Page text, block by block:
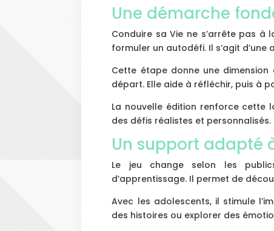
Une démarche
Conduire sa Vie ne s’arrête pas à
formuler un autodéfi. Il s’agit
Cette étape donne une
départ. Elle aide à réfléchir, puis à
La nouvelle édition renforce cette
des défis réalistes et personnalisés.
Un support adapté
Le jeu change selon les
d’apprentissage. Il permet de
Avec les adolescents, il stimule
des histoires ou explorer des